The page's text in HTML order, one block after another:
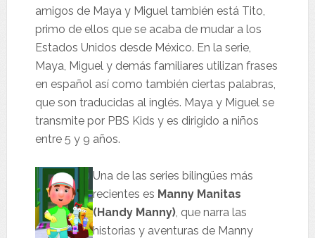
amigos de Maya y Miguel también está Tito,
primo de ellos que se acaba de mudar a los
Estados Unidos desde México. En la serie,
Maya, Miguel y demás familiares utilizan frases
en español así como también ciertas palabras,
que son traducidas al inglés. Maya y Miguel se
transmite por PBS Kids y es dirigido a niños
entre 5 y 9 años.
Una de las series bilingües más
recientes es Manny Manitas
(Handy Manny), que narra las
historias y aventuras de Manny